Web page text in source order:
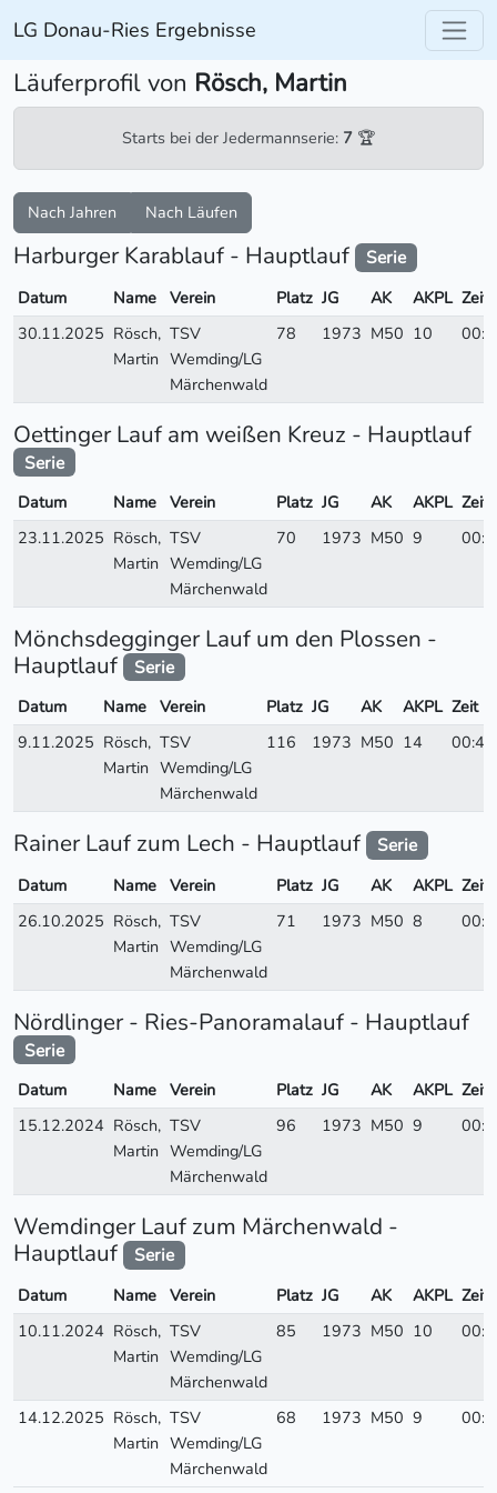
LG Donau-Ries Ergebnisse
Läuferprofil von Rösch, Martin
Starts bei der Jedermannserie: 7 🏆
Nach Jahren Nach Läufen
Harburger Karablauf - Hauptlauf Serie
Datum Name Verein Platz JG AK AKPL Zeit
30.11.2025 Rösch,
Martin
TSV
Wemding/LG
Märchenwald
78 1973 M50 10
Oettinger Lauf am weißen Kreuz - Hauptlauf
Serie
Datum Name Verein Platz JG AK AKPL Zeit
23.11.2025 Rösch,
Martin
TSV
Wemding/LG
Märchenwald
70 1973 M50 9
Mönchsdegginger Lauf um den Plossen -
Hauptlauf
Serie
Datum Name Verein Platz JG AK AKPL Zeit
9.11.2025 Rösch,
Martin
TSV
Wemding/LG
Märchenwald
116 1973 M50 14
Rainer Lauf zum Lech - Hauptlauf Serie
Datum Name Verein Platz JG AK AKPL Zeit
26.10.2025 Rösch,
Martin
TSV
Wemding/LG
Märchenwald
71 1973 M50 8
Nördlinger - Ries-Panoramalauf - Hauptlauf
Serie
Datum Name Verein Platz JG AK AKPL Zeit
15.12.2024 Rösch,
Martin
TSV
Wemding/LG
Märchenwald
96 1973 M50 9
Wemdinger Lauf zum Märchenwald -
Hauptlauf
Serie
Datum Name Verein Platz JG AK AKPL Zeit
10.11.2024 Rösch,
Martin
TSV
Wemding/LG
Märchenwald
85 1973 M50 10
14.12.2025 Rösch,
Martin
TSV
Wemding/LG
Märchenwald
68 1973 M50 9